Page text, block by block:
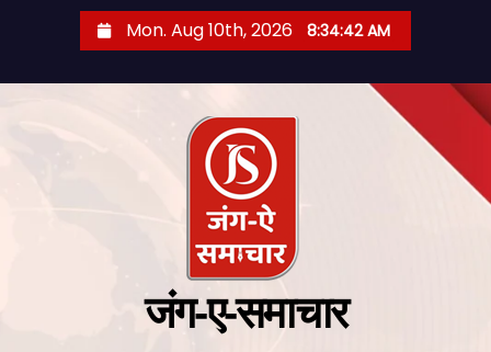
Mon. Aug 10th, 2026 8:34:43 AM
जंग-ए-समाचार